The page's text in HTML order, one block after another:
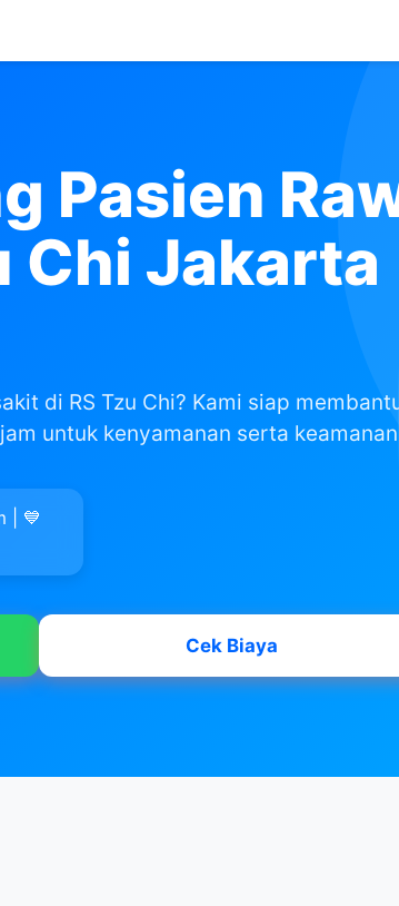
Pasien
Chi Jakarta
di RS Tzu Chi? Kami siap
untuk kenyamanan serta
| 💙
Cek Biaya